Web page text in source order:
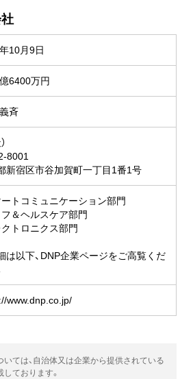
10月9日
6400万円
斉
8001
新宿区市谷加賀町一丁目1番1号
ートコミュニケーション部門
フ＆ヘルスケア部門
クトロニクス部門
は以下、DNP企業ページをご高覧くだ
www.dnp.co.jp/
ては、自治体又は企業から提供されている
ております。